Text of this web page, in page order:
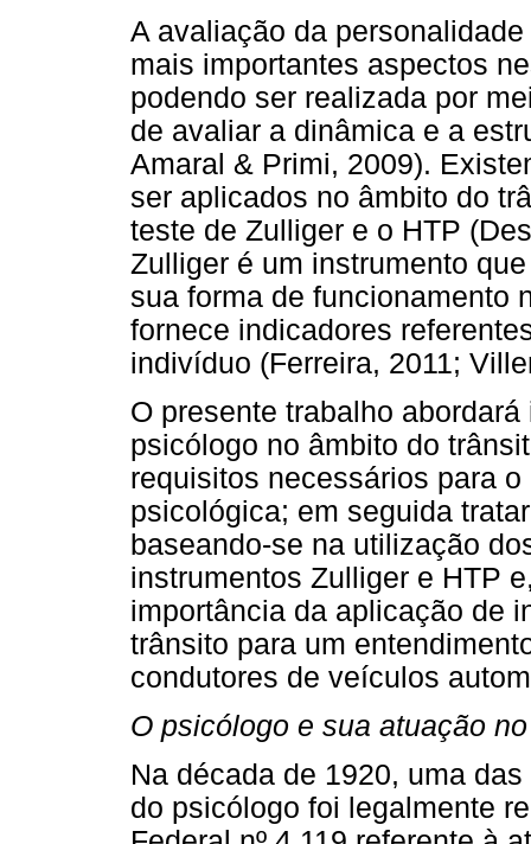
A avaliação da
mais importantes aspectos
podendo ser realizada por
de avaliar a dinâmica e a
Amaral & Primi, 2009).
ser aplicados no âmbito do
teste de Zulliger e o HTP
Zulliger é um instrumento
sua forma de funcionamento
fornece indicadores
indivíduo (Ferreira, 2011;
O presente trabalho
psicólogo no âmbito do
requisitos necessários para
psicológica; em seguida
baseando-se na utilização
instrumentos Zulliger e HTP
importância da aplicação de
trânsito para um
condutores de veículos
O psicólogo e sua atuação
Na década de 1920, uma
do psicólogo foi legalmente